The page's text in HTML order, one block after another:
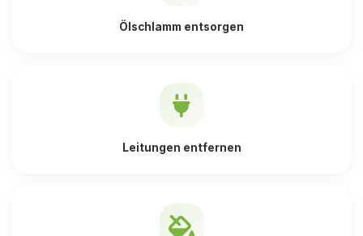
Ölschlamm entsorgen
Leitungen entfernen